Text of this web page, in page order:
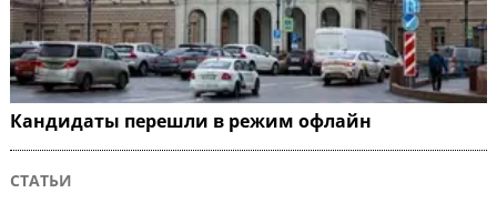
Кандидаты перешли в режим офлайн
СТАТЬИ